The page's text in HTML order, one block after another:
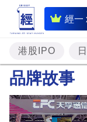
經一
即
時
財
經
題
港股IPO
品牌故事